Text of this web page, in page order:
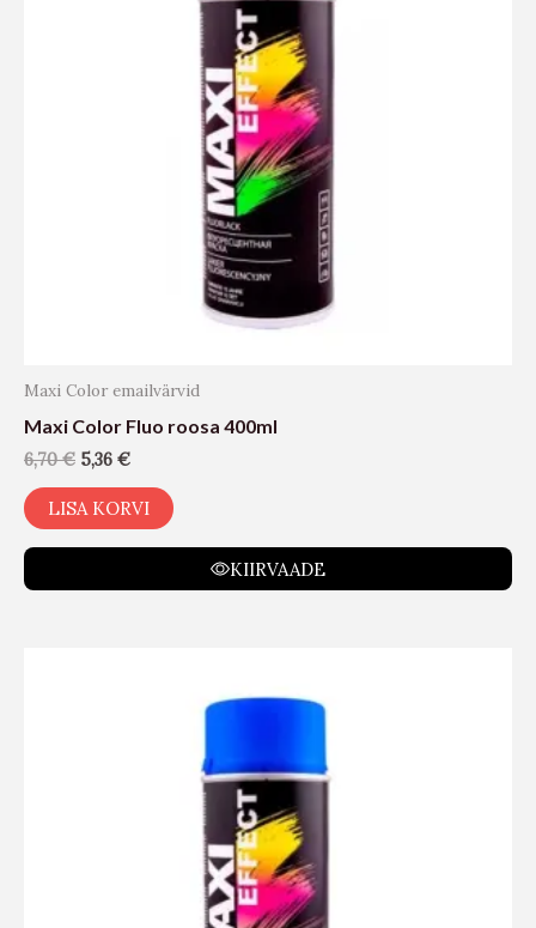
Maxi Color emailvärvid
Maxi Color Fluo roosa 400ml
6,70€ 5,36 €
LISA KORVI
KIIRVAADE